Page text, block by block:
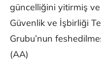
güncelliğini yitirmiş
Güvenlik ve İşbirliği
Grubu’nun
(AA)